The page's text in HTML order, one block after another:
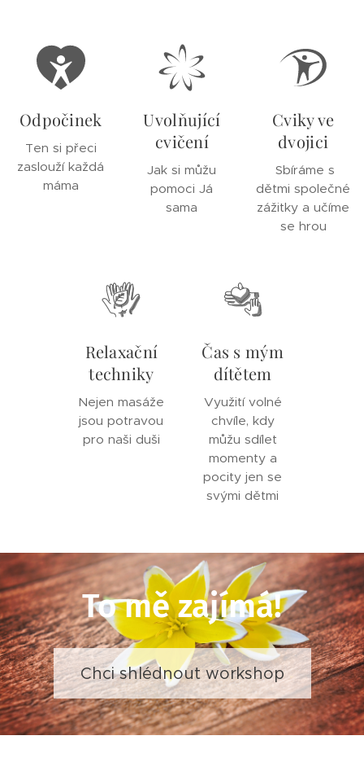
Odpočinek
Ten si přeci
zaslouží každá
máma
Uvolňující
cvičení
Jak si můžu
pomoci Já
sama
Cviky ve
dvojici
Sbíráme s
dětmi společné
zážitky a učíme
se hrou
Relaxační
techniky
Nejen masáže
jsou potravou
pro naši duši
Čas s mým
dítětem
Využití volné
chvíle, kdy
můžu sdílet
momenty a
pocity jen se
svými dětmi
To mě zajímá!
Chci shlédnout workshop